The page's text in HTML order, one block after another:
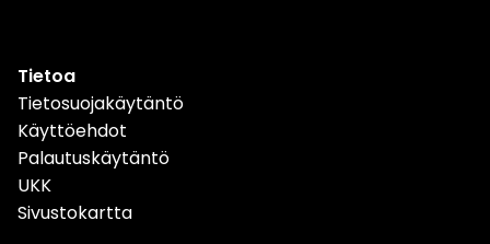
Tietoa
Tietosuojakäytäntö
Käyttöehdot
Palautuskäytäntö
UKK
Sivustokartta